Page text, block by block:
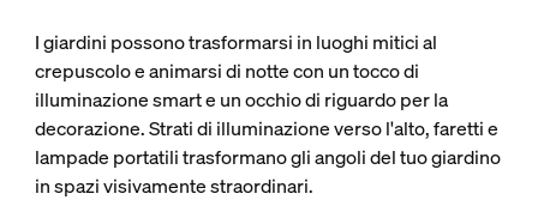
I giardini possono trasformarsi in luoghi mitici al
crepuscolo e animarsi di notte con un tocco di
illuminazione smart e un occhio di riguardo per la
decorazione. Strati di illuminazione verso l'alto, faretti e
lampade portatili trasformano gli angoli del tuo giardino
in spazi visivamente straordinari.